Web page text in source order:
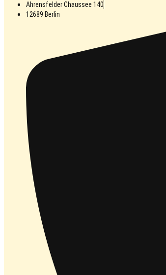
Ahrensfelder Chaussee 140
12689 Berlin